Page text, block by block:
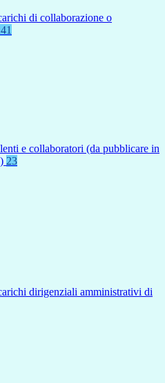
di collaborazione o
e collaboratori (da pubblicare in
23
dirigenziali amministrativi di